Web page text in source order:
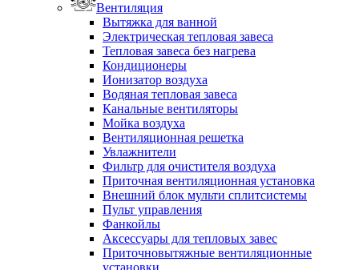
Вентиляция
Вытяжка для ванной
Электрическая тепловая завеса
Тепловая завеса без нагрева
Кондиционеры
Ионизатор воздуха
Водяная тепловая завеса
Канальные вентиляторы
Мойка воздуха
Вентиляционная решетка
Увлажнители
Фильтр для очистителя воздуха
Приточная вентиляционная установка
Внешний блок мульти сплитсистемы
Пульт управления
Фанкойлы
Аксессуары для тепловых завес
Приточновытяжные вентиляционные
установки